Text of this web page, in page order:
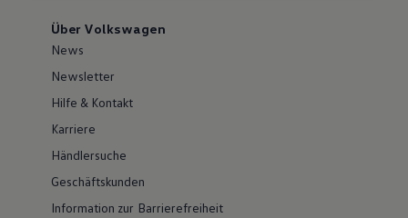
Über Volkswagen
News
Newsletter
Hilfe & Kontakt
Karriere
Händlersuche
Geschäftskunden
Information zur Barrierefreiheit